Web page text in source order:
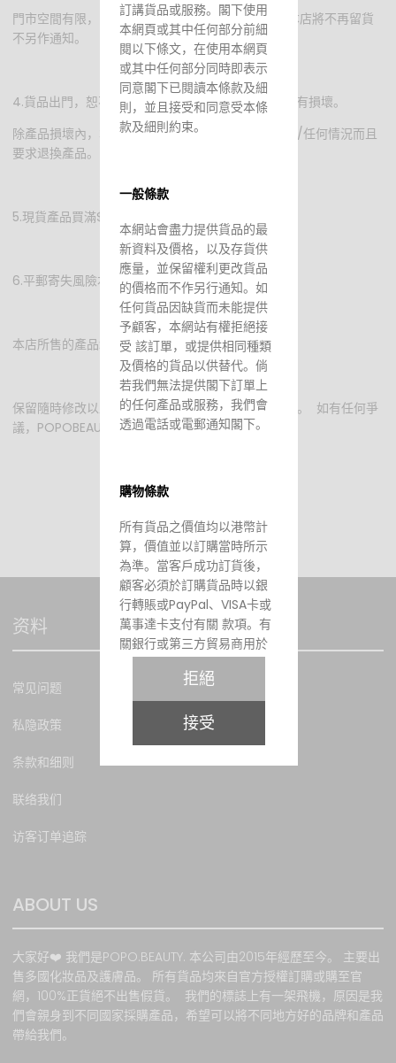
門市空間有限，限10日內取貨，超過1個月仍未取貨本店將不再留貨
不另作通知。
4.貨品出門，恕不退換。寄貨前本店會檢查好產品沒有損壞。
除產品損壞內，本店不接受收到後覺得自己不適合用/任何情況而且
要求退換產品。
5.現貨產品買滿$700包運費
6.平郵寄失風險本店不承擔。
本店所售的產品均為正貨，由官方授權/從官方訂貨。
保留隨時修改以上制度的條款及細則而不作另行通知。 如有任何爭
議，POPOBEAUTY將保留最終決定權。
资料
常见问题
私隐政策
条款和细则
联络我们
访客订单追踪
ABOUT US
大家好❤️ 我們是POPO.BEAUTY. 本公司由2015年經歷至今。 主要出
售多國化妝品及護膚品。 所有貨品均來自官方授權訂購或購至官
網，100%正貨絕不出售假貨。 我們的標誌上有一架飛機，原因是我
們會親身到不同國家採購產品，希望可以將不同地方好的品牌和產品
帶給我們。
訂講貨品或服務。閣下使用
本網頁或其中任何部分前細
閱以下條文，在使用本網頁
或其中任何部分同時即表示
同意閣下已閱讀本條款及細
則，並且接受和同意受本條
款及細則約束。
一般條款
本網站會盡力提供貨品的最
新資料及價格，以及存貨供
應量，並保留權利更改貨品
的價格而不作另行通知。如
任何貨品因缺貨而未能提供
予顧客，本網站有權拒絕接
受 該訂單，或提供相同種類
及價格的貨品以供替代。倘
若我們無法提供閣下訂單上
的任何產品或服務，我們會
透過電話或電郵通知閣下。
購物條款
所有貨品之價值均以港幣計
算，價值並以訂購當時所示
為準。當客戶成功訂貨後，
顧客必須於訂購貨品時以銀
行轉賬或PayPal、VISA卡或
萬事達卡支付有關 款項。有
關銀行或第三方貿易商用於
處理信用卡交易通道發生故
障時，本網站將不承擔任何
責任。本網站會根據客戶所
提供之資料提供服務。如因
若選擇寄貨, 請注意所有郵寄
風險(包括郵寄導致貨品延
誤、損毀、遺失或意外盜竊
等)必須由買方自行承擔, 我
方一概恕不負責 .如需我方證
拒絕
接受